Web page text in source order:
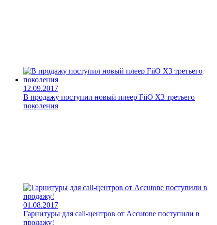
12.09.2017
В продажу поступил новый плеер FiiO X3 третьего
поколения
01.08.2017
Гарнитуры для call-центров от Accutone поступили в
продажу!